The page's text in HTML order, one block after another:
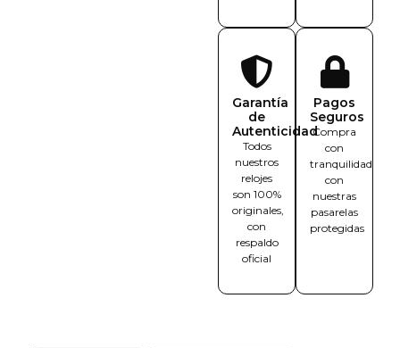
Garantía
de
Autenticidad
Todos
nuestros
relojes
son 100%
originales,
con
respaldo
oficial
Pagos
Seguros
Compra
con
tranquilidad
con
nuestras
pasarelas
protegidas